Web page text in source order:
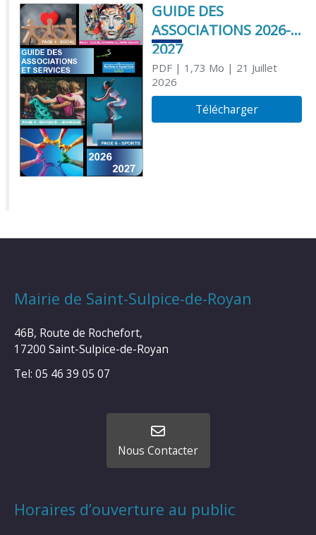
GUIDE DES
ASSOCIATIONS 2026-
2027
PDF| 1,73 Mo | 21 Juillet
2026
Télécharger
Mairie de Saint-Sulpice-de-Royan
46B, Route de Rochefort,
17200 Saint-Sulpice-de-Royan
Tel: 05 46 39 05 07
Nous Contacter
Horaires d’ouverture au public